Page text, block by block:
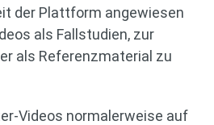
der Plattform angewiesen
als Fallstudien, zur
als Referenzmaterial zu
Videos normalerweise auf